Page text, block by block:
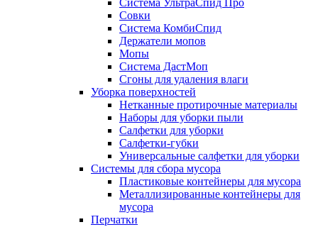
Система УльтраСпид Про
Совки
Система КомбиСпид
Держатели мопов
Мопы
Система ДастМоп
Сгоны для удаления влаги
Уборка поверхностей
Нетканные протирочные материалы
Наборы для уборки пыли
Салфетки для уборки
Салфетки-губки
Универсальные салфетки для уборки
Системы для сбора мусора
Пластиковые контейнеры для мусора
Металлизированные контейнеры для
мусора
Перчатки